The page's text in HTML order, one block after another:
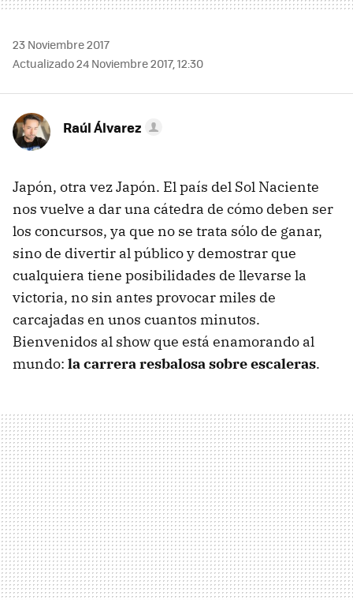
23 Noviembre 2017
Actualizado 24 Noviembre 2017, 12:30
Raúl Álvarez
Japón, otra vez Japón. El país del Sol Naciente
nos vuelve a dar una cátedra de cómo deben ser
los concursos, ya que no se trata sólo de ganar,
sino de divertir al público y demostrar que
cualquiera tiene posibilidades de llevarse la
victoria, no sin antes provocar miles de
carcajadas en unos cuantos minutos.
Bienvenidos al show que está enamorando al
mundo: la carrera resbalosa sobre escaleras.